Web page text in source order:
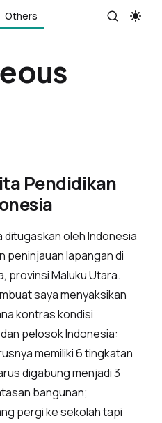
Others
Pendidikan
ditugaskan oleh Indonesia
peninjauan lapangan di
provinsi Maluku Utara.
saya menyaksikan
kontras kondisi
pelosok Indonesia:
memiliki 6 tingkatan
digabung menjadi 3
bangunan;
pergi ke sekolah tapi